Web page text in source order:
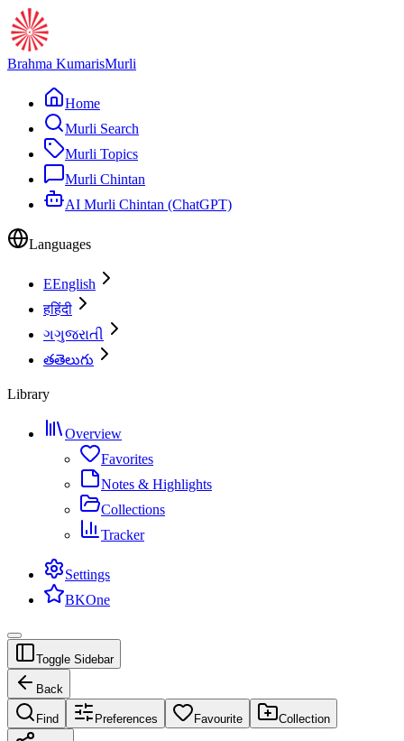
Brahma KumarisMurli
Home
Murli Search
Murli Topics
Murli Chintan
AI Murli Chintan (ChatGPT)
Languages
EEnglish
हहिंदी
ગગુજરાતી
తతెలుగు
Library
Overview
Favorites
Notes & Highlights
Collections
Tracker
Settings
BKOne
Toggle Sidebar
Back
Find Preferences Favourite Collection